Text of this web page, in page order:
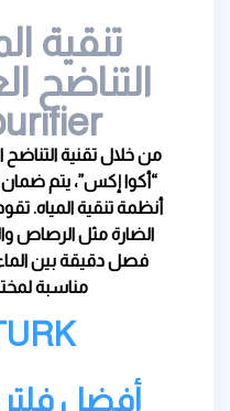
تنقية
“أكوا إكس”، يتم ضمان
أنظمة تنقية المياه.
الضارة مثل الرصاص
فصل دقيقة بين الماء
مناسبة
أفضل